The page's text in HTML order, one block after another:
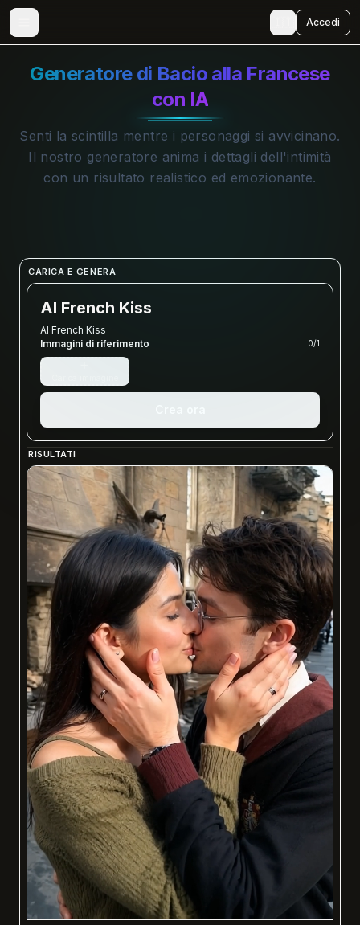
Accedi
Generatore di Bacio alla Francese
con IA
Senti la scintilla mentre i personaggi si avvicinano.
Il nostro generatore anima i dettagli dell'intimità
con un risultato realistico ed emozionante.
CARICA E GENERA
AI French Kiss
AI French Kiss
Immagini di riferimento
0/1
RISULTATI